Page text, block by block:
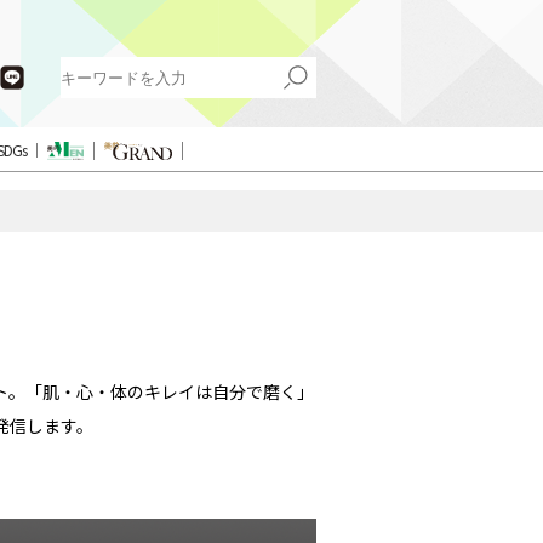
「肌・心・体のキレイは自分で磨く」
します。